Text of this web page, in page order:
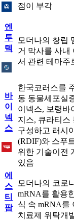
점이 부각
엔
투
텍
모더나의 창립
거 막사를 사내
서 관련 테마주
바
이
넥
스
한국코러스를
동 동물세포실
이넥스, 보령바
지스, 큐라티스
구성하고 러시
(RDIF)와 스푸
위한 기술이전
있음
에
스
티
팜
모더나의 코로
mRNA를 활용
식 속 mRNA를
치료제 위탁개